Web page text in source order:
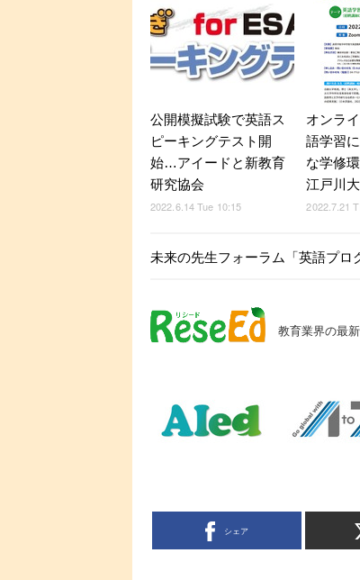
公開模擬試験で英語ス
ピーキングテスト開
始…アイードと新教育
研究協会
2022.6.14 Tue 10:15
オンラ
語学習
な学修
江戸川
2022.7.21
未来の先生フォーラム「英語プ
教育業界の最
シェア